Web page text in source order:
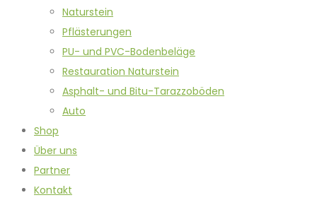
Naturstein
Pflästerungen
PU- und PVC-Bodenbeläge
Restauration Naturstein
Asphalt- und Bitu-Tarazzoböden
Auto
Shop
Über uns
Partner
Kontakt